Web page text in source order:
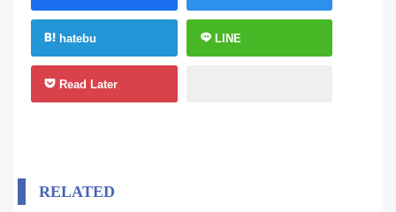
hatebu LINE
Read Later
RELATED